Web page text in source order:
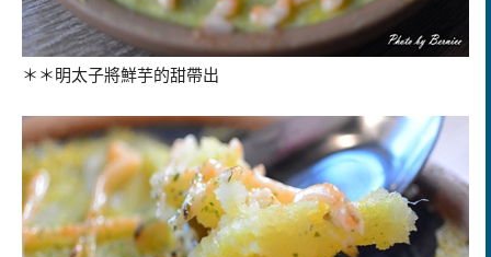
＊＊明太子將鮮芋的甜帶出